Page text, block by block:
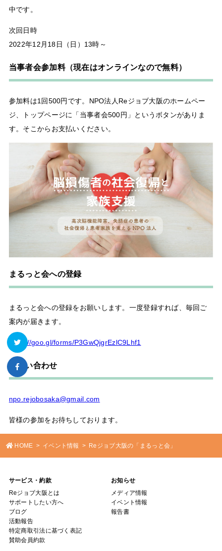
中です。
次回日時
2022年12月18日（日）13時～
当事者会参加料（現在はオンラインなので無料）
参加料は1回500円です。NPO法人Reジョブ大阪のホームペー
ジ、トップページに「当事者会500円」というボタンがありま
す。そこからお支払いください。
まるっと会への登録
まるっと会への登録をお願いします。一度登録すれば、毎回ご
案内が届きます。
https://goo.gl/forms/P3GwQjgrEzlC9Lhf1
お問い合わせ
npo.rejobosaka@gmail.com
皆様の参加をお待ちしております。
HOME イベント情報 Reジョブ大阪の「まるっと会」
サービス・約款
Reジョブ大阪とは
サポートしたい方へ
ブログ
活動報告
特定商取引法に基づく表記
賛助会員約款
お知らせ
メディア情報
イベント情報
報告書